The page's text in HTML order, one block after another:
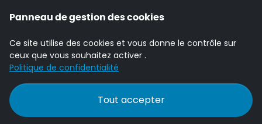
Panneau de gestion des cookies
Ce site utilise des cookies et vous donne le contrôle sur
ceux que vous souhaitez activer .
Politique de confidentialité
Tout accepter